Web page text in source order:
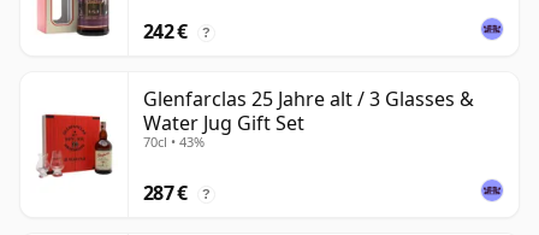
242 € ?
Glenfarclas 25 Jahre alt / 3 Glasses &
Water Jug Gift Set
70cl • 43%
287 € ?